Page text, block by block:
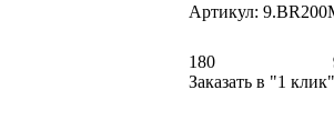
Артикул:
180
Заказать в "1 клик"